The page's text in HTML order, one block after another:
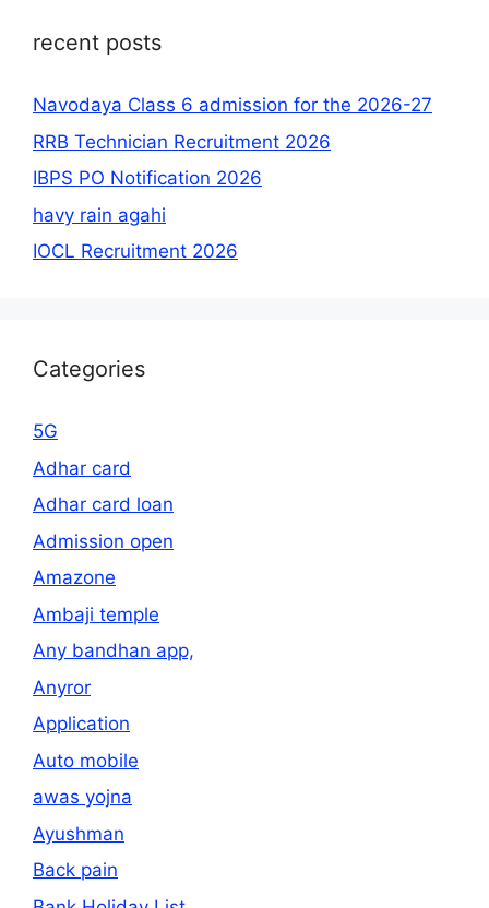
recent posts
Navodaya Class 6 admission for the 2026-27
RRB Technician Recruitment 2026
IBPS PO Notification 2026
havy rain agahi
IOCL Recruitment 2026
Categories
5G
Adhar card
Adhar card loan
Admission open
Amazone
Ambaji temple
Any bandhan app,
Anyror
Application
Auto mobile
awas yojna
Ayushman
Back pain